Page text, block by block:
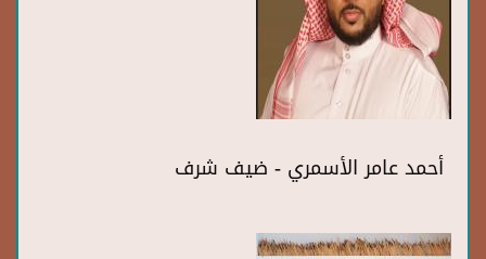
أحمد عامر الأسمري - ضيف شرف